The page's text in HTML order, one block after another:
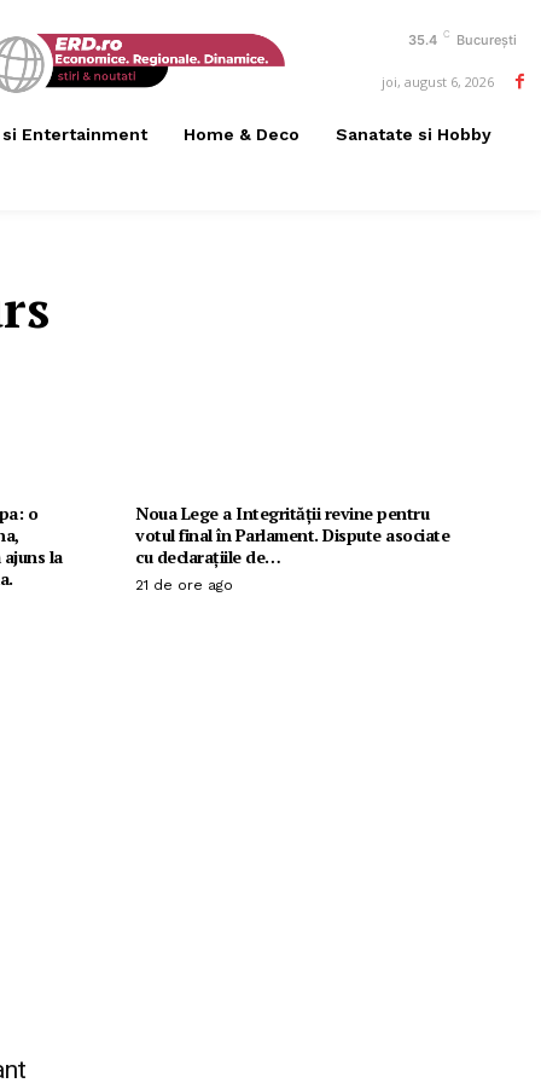
35.4 C București
joi, august 6, 2026
Entertainment Home & Deco Sanatate si Hobby
o
la
Noua Lege a Integrității revine pentru
votul final în Parlament. Dispute asociate
cu declarațiile de…
21 de ore ago